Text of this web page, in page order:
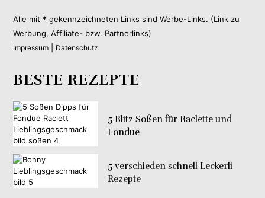
Alle mit * gekennzeichneten Links sind Werbe-Links. (Link zu
Werbung, Affiliate- bzw. Partnerlinks)
Impressum Datenschutz
BESTE REZEPTE
5 Blitz Soßen für Raclette und
Fondue
5 verschieden schnell Leckerli
Rezepte